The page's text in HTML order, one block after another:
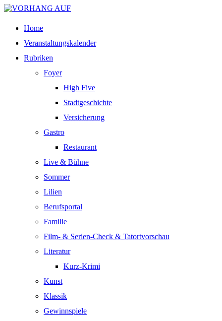
Home
Veranstaltungskalender
Rubriken
Foyer
High Five
Stadtgeschichte
Versicherung
Gastro
Restaurant
Live & Bühne
Sommer
Lilien
Berufsportal
Familie
Film- & Serien-Check & Tatortvorschau
Literatur
Kurz-Krimi
Kunst
Klassik
Gewinnspiele